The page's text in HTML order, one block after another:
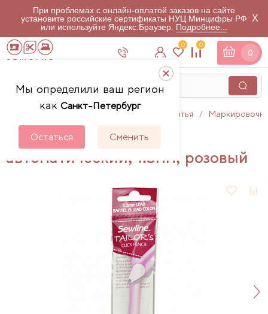
При проблемах с онлайн-оплатой заказов на сайте
установите российские сертификаты НУЦ Минцифры РФ
или используйте Яндекс.Браузер. Подробнее...
X
Мы определили ваш регион
как Санкт-Петербург
Остаться Сменить
0 0
0
Аксессуары для шитья
Карандаш для ткани
автоматический, 1.3мм, розовый